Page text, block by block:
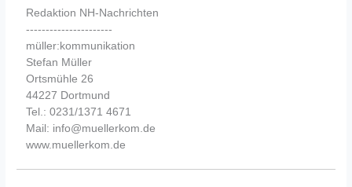
Redaktion NH-Nachrichten
----------------------
müller:kommunikation
Stefan Müller
Ortsmühle 26
44227 Dortmund
Tel.: 0231/1371 4671
Mail: info@muellerkom.de
www.muellerkom.de